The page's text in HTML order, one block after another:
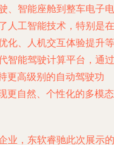
、智能座舱到整车电子电
人工智能技术，特别是在
化、人机交互体验提升等
智能驾驶计算平台，通过
更高级别的自动驾驶功
更自然、个性化的多模态
业，东软睿驰此次展示的